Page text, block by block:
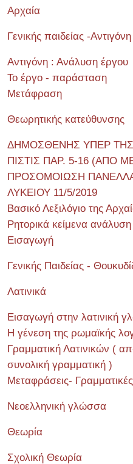
Αρχαία
Γενικής παιδείας -Αντιγόνη
Αντιγόνη : Ανάλυση έργου
Το έργο - παράσταση
Μετάφραση
Θεωρητικής κατεύθυνσης
ΔΗΜΟΣΘΕΝΗΣ ΥΠΕΡ ΤΗΣ
ΠΙΣΤΙΣ ΠΑΡ. 5-16 (ΑΠΟ
ΠΡΟΣΟΜΟΙΩΣΗ
ΛΥΚΕΙΟΥ 11/5/2019
Βασικό Λεξιλόγιο της
Ρητορικά κείμενα ανάλυση
Εισαγωγή
Γενικής Παιδείας -
Λατινικά
Εισαγωγή στην λατινική
Η γένεση της ρωμαϊκής
Γραμματική Λατινικών (
συνολική γραμματική )
Μεταφράσεις-
Νεοελληνική γλώσσα
Θεωρία
Σχολική Θεωρία